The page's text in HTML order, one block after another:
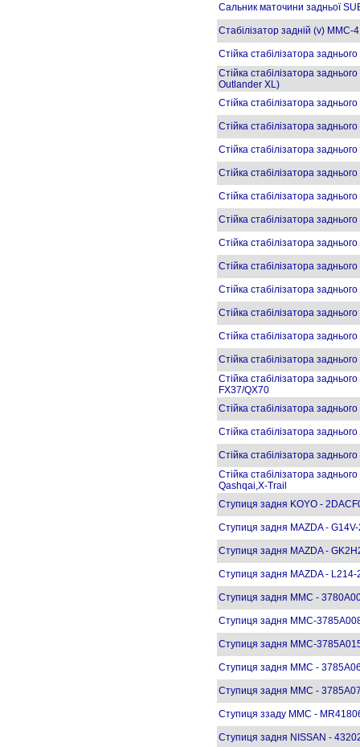
Сальник маточини задньої
Стабілізатор задній (v)
Стійка стабілізатора
Стійка стабілізатора
Outlander XL)
Стійка стабілізатора
Стійка стабілізатора
Стійка стабілізатора
Стійка стабілізатора
Стійка стабілізатора
Стійка стабілізатора
Стійка стабілізатора
Стійка стабілізатора
Стійка стабілізатора
Стійка стабілізатора
Стійка стабілізатора
Стійка стабілізатора
Стійка стабілізатора
FX37/QX70
Стійка стабілізатора
Стійка стабілізатора
Стійка стабілізатора
Стійка стабілізатора
Qashqai,X-Trail
Ступиця задня KOYO -
Ступиця задня MAZDA -
Ступиця задня MAZDA -
Ступиця задня MAZDA - L214-
Ступиця задня MMC -
Ступиця задня MMC-
Ступиця задня MMC-
Ступиця задня MMC -
Ступиця задня MMC -
Ступиця ззаду MMC -
Ступиця задня NISSAN -